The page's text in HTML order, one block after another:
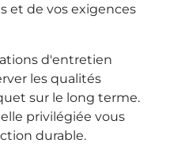
et de vos exigences
d'entretien
les qualités
sur le long terme.
privilégiée vous
durable.